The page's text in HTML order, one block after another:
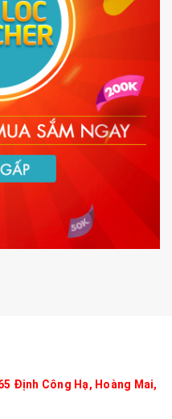
Định Công Hạ, Hoàng Mai,